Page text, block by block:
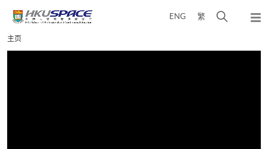
content
ENG 繁
弹
Main
content
主页